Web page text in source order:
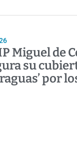
Miguel de
su
por